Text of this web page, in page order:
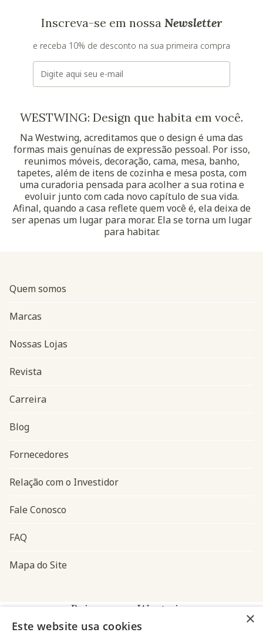
Inscreva-se em nossa Newsletter
e receba 10% de desconto na sua primeira compra
E-mail
WESTWING: Design que habita em você.
Na Westwing, acreditamos que o design é uma das
formas mais genuínas de expressão pessoal. Por isso,
reunimos móveis, decoração, cama, mesa, banho,
tapetes, além de itens de cozinha e mesa posta, com
uma curadoria pensada para acolher a sua rotina e
evoluir junto com cada novo capítulo de sua vida.
Afinal, quando a casa reflete quem você é, ela deixa de
ser apenas um lugar para morar. Ela se torna um lugar
para habitar.
Navegação do rodapé
Quem somos
Marcas
Nossas Lojas
Revista
Carreira
Blog
Fornecedores
Relação com o Investidor
Fale Conosco
FAQ
Mapa do Site
Baixe o app Westwing
×
Este website usa cookies